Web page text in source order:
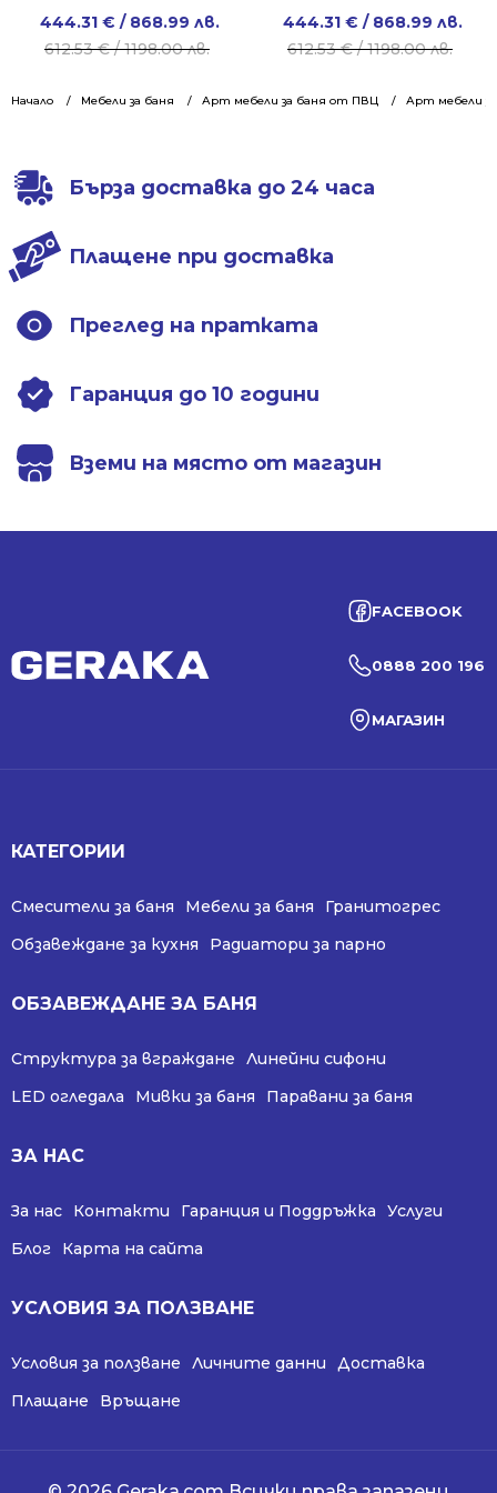
Начало Мебели за баня Арт мебели за баня от ПВЦ Арт мебели
612.53€/ 1198.00 лв.
Original
price
612.53 €
444.31 € / 868.99 лв.
Current
price
444.31 €
612.53€/ 1198.00 лв.
Original
price
612.53 €
444.31 € / 868.99 лв.
Current
price
444.31 €
Бърза доставка до 24 часа
Плащене при доставка
Преглед на пратката
Гаранция до 10 години
Вземи на място от магазин
FACEBOOK
0888 200 196
МАГАЗИН
КАТЕГОРИИ
Смесители за баня Мебели за баня
Гранитогрес
Обзавеждане за кухня
Радиатори за парно
ОБЗАВЕЖДАНЕ ЗА БАНЯ
Структура за вграждане
Линейни сифони
LED огледала
Мивки за баня Паравани за баня
ЗА НАС
За нас Контакти Гаранция и Поддръжка
Услуги
Блог
Карта на сайта
УСЛОВИЯ ЗА ПОЛЗВАНЕ
Условия за ползване Личните данни
Доставка
Плащане
Връщане